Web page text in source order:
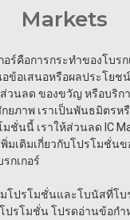
Markets
ร์คือการกระทำของโบรก
อข้อเสนอหรือผลประโยช
วนลด ของขวัญ หรือบริก
ภาพ เราเป็นพันธมิตรหรื
ชั่นนี้ เราให้ส่วนลด IC
มเติมเกี่ยวกับโปรโมชั่นข
กเกอร์
โปรโมชั่นและโบนัสที่โบร
ปรโมชั่น โปรดอ่านข้อก